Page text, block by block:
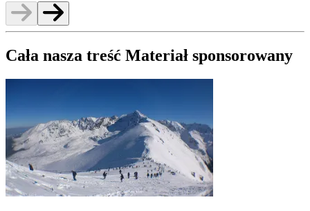
Cała nasza treść Materiał sponsorowany